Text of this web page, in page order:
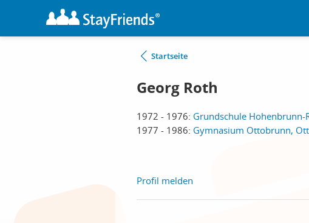
Startseite
Georg Roth
1972 - 1976: Grundschule
1977 - 1986: Gymnasium Ottobrunn,
Profil melden